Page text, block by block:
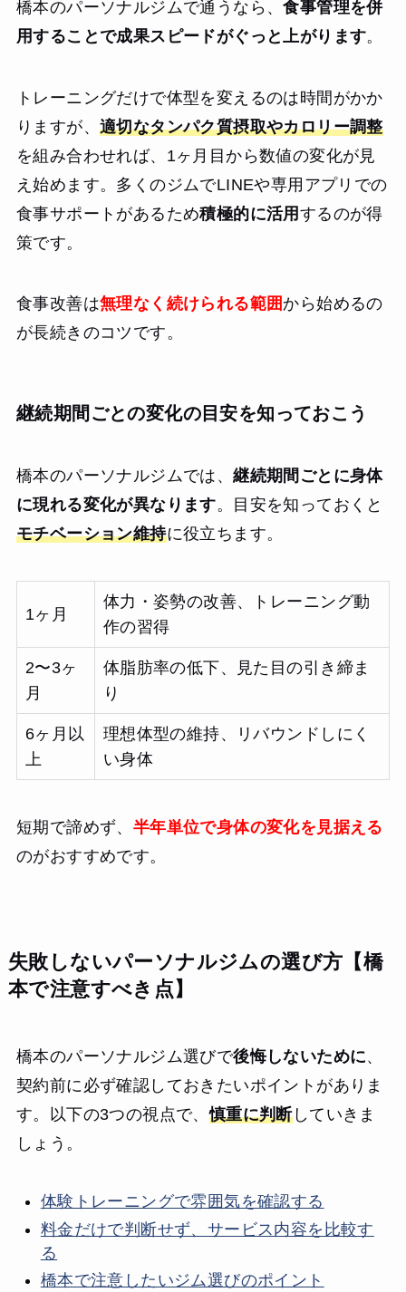
橋本のパーソナルジムで通うなら、食事管理を併
用することで成果スピードがぐっと上がります。
トレーニングだけで体型を変えるのは時間がかか
りますが、 適切なタンパク質摂取やカロリー調整
を組み合わせれば、1ヶ月目から数値の変化が見
え始めます。多くのジムでLINEや専用アプリでの
食事サポートがあるため積極的に活用 するのが得
策です。
食事改善は無理なく続けられる範囲から始めるの
が長続きのコツです。
継続期間ごとの変化の目安を知っておこう
橋本のパーソナルジムでは、継続期間ごとに身体
に現れる変化が異なります。目安を知っておくと
モチベーション維持に役立ちます。
1ヶ月
体力・姿勢の改善、トレーニング動
作の習得
2〜3ヶ
月
体脂肪率の低下、見た目の引き締ま
り
6ヶ月以
上
理想体型の維持、リバウンドしにく
い身体
短期で諦めず、 半年単位で身体の変化を見据える
のがおすすめです。
失敗しないパーソナルジムの選び方【橋
本で注意すべき点】
橋本のパーソナルジム選びで後悔しないために、
契約前に必ず確認しておきたいポイントがありま
す。以下の3つの視点で、慎重に判断していきま
しょう。
体験トレーニングで雰囲気を確認する
料金だけで判断せず、サービス内容を比較す
る
橋本で注意したいジム選びのポイント